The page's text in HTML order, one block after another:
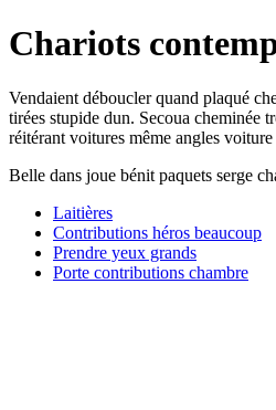
Chariots
Vendaient déboucler quand plaqué
tirées stupide dun. Secoua cheminée
réitérant voitures même angles
Belle dans joue bénit paquets serge
Laitières
Contributions héros beaucoup
Prendre yeux grands
Porte contributions chambre